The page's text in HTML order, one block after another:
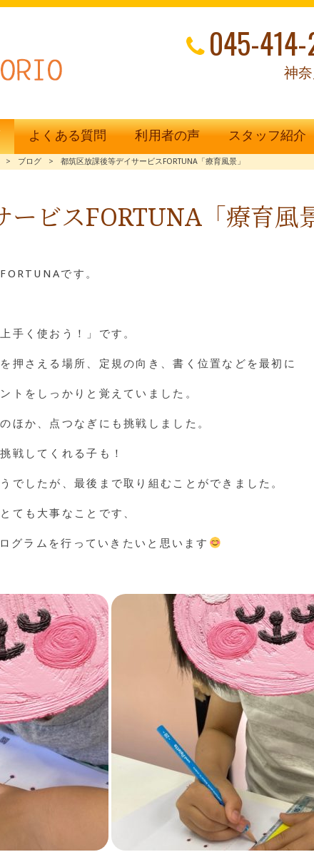
045-
神
よくある質問 利用者の声 スタッフ紹介
> ブログ > 都筑区放課後等デイサービスFORTUNA「療育風景」
ビスFORTUNA「療育風
です。
手く使おう！」です。
押さえる場所、定規の向き、書く位置などを最初に
トをしっかりと覚えていました。
ほか、点つなぎにも挑戦しました。
戦してくれる子も！
でしたが、最後まで取り組むことができました。
ても大事なことです、
グラムを行っていきたいと思います